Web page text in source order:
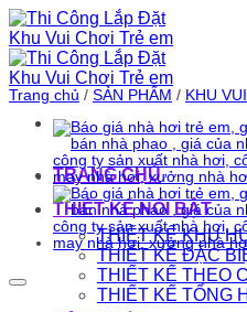
Bỏ
qua
nội
dung
TRANG CHỦ
THIẾT KẾ NỔI BẬT
THIẾT KẾ KHU
THIẾT KẾ ĐẶC
THIẾT KẾ THEO
THIẾT KẾ TỔNG
Trang chủ / SẢN PHẨM / KHU